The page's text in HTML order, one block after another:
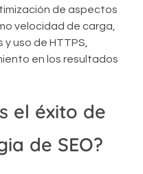
de aspectos
velocidad de carga,
uso de HTTPS,
en los resultados
el éxito de
de SEO?